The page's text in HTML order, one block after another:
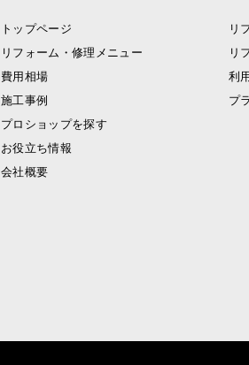
トップページ
リフォーム・修理メニュー
費用相場
施工事例
プロショップを探す
お役立ち情報
会社概要
リ
リ
利
プ